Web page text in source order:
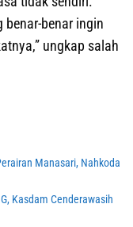
benar ingin
ungkap salah
Manasari, Nahkoda
Kasdam Cenderawasih